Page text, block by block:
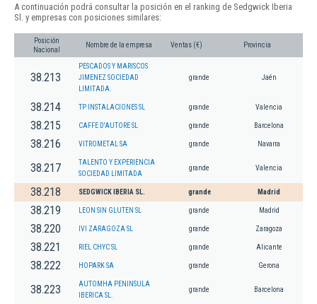
A continuación podrá consultar la posición en el ranking de Sedgwick Iberia
Sl. y empresas con posiciones similares:
Posición
Nacional
Nombre de la empresa Ventas (€) Provincia
38.213
PESCADOS Y MARISCOS
JIMENEZ SOCIEDAD
LIMITADA.
grande Jaén
38.214 TP INSTALACIONES SL grande Valencia
38.215 CAFFE D'AUTORE SL grande Barcelona
38.216 VITROMETAL SA grande Navarra
38.217
TALENTO Y EXPERIENCIA
SOCIEDAD LIMITADA
grande Valencia
38.218 SEDGWICK IBERIA SL. grande Madrid
38.219 LEON SIN GLUTEN SL grande Madrid
38.220 IVI ZARAGOZA SL grande Zaragoza
38.221 RIEL CHYC SL grande Alicante
38.222 HOPARK SA grande Gerona
38.223
AUTOMHA PENINSULA
IBERICA SL.
grande Barcelona